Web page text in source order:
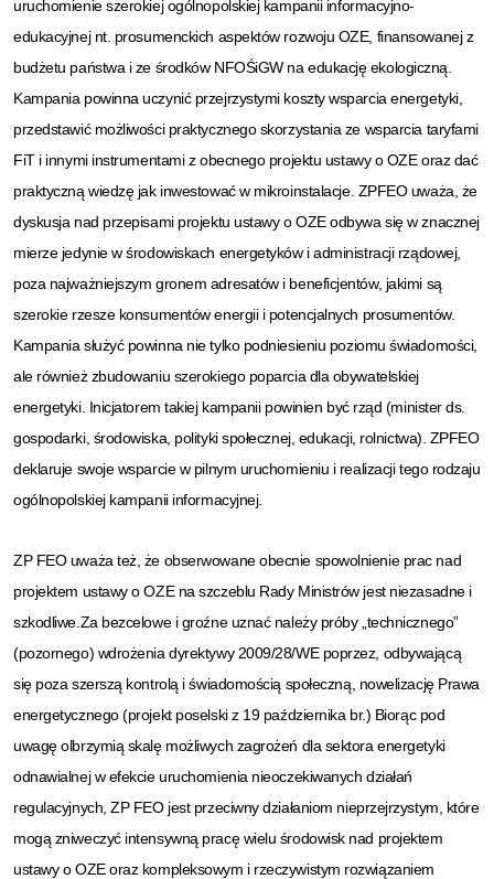
uruchomienie szerokiej ogólnopolskiej kampanii informacyjno-
edukacyjnej nt. prosumenckich aspektów rozwoju OZE, finansowanej z
budżetu państwa i ze środków NFOŚiGW na edukację ekologiczną.
Kampania powinna uczynić przejrzystymi koszty wsparcia energetyki,
przedstawić możliwości praktycznego skorzystania ze wsparcia taryfami
FiT i innymi instrumentami z obecnego projektu ustawy o OZE oraz dać
praktyczną wiedzę jak inwestować w mikroinstalacje. ZPFEO uważa, że
dyskusja nad przepisami projektu ustawy o OZE odbywa się w znacznej
mierze jedynie w środowiskach energetyków i administracji rządowej,
poza najważniejszym gronem adresatów i beneficjentów, jakimi są
szerokie rzesze konsumentów energii i potencjalnych prosumentów.
Kampania służyć powinna nie tylko podniesieniu poziomu świadomości,
ale również zbudowaniu szerokiego poparcia dla obywatelskiej
energetyki. Inicjatorem takiej kampanii powinien być rząd (minister ds.
gospodarki, środowiska, polityki społecznej, edukacji, rolnictwa). ZPFEO
deklaruje swoje wsparcie w pilnym uruchomieniu i realizacji tego rodzaju
ogólnopolskiej kampanii informacyjnej.
ZP FEO uważa też, że obserwowane obecnie spowolnienie prac nad
projektem ustawy o OZE na szczeblu Rady Ministrów jest niezasadne i
szkodliwe.Za bezcelowe i groźne uznać należy próby „technicznego”
(pozornego) wdrożenia dyrektywy 2009/28/WE poprzez, odbywającą
się poza szerszą kontrolą i świadomością społeczną, nowelizację Prawa
energetycznego (projekt poselski z 19 października br.) Biorąc pod
uwagę olbrzymią skalę możliwych zagrożeń dla sektora energetyki
odnawialnej w efekcie uruchomienia nieoczekiwanych działań
regulacyjnych, ZP FEO jest przeciwny działaniom nieprzejrzystym, które
mogą zniweczyć intensywną pracę wielu środowisk nad projektem
ustawy o OZE oraz kompleksowym i rzeczywistym rozwiązaniem